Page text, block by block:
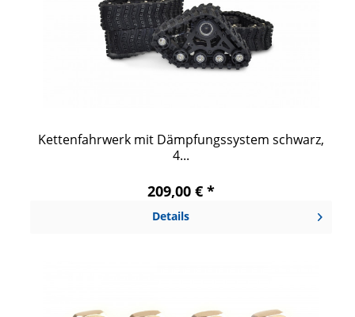
Kettenfahrwerk mit Dämpfungssystem schwarz,
4...
209,00 € *
Details